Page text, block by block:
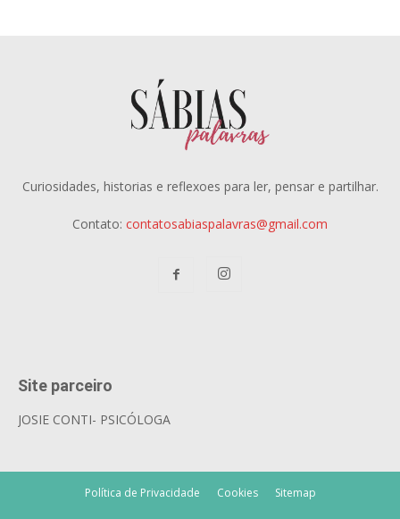
Curiosidades, historias e reflexoes para ler, pensar e partilhar.
Contato: contatosabiaspalavras@gmail.com
Site parceiro
JOSIE CONTI- PSICÓLOGA
Política de Privacidade Cookies Sitemap